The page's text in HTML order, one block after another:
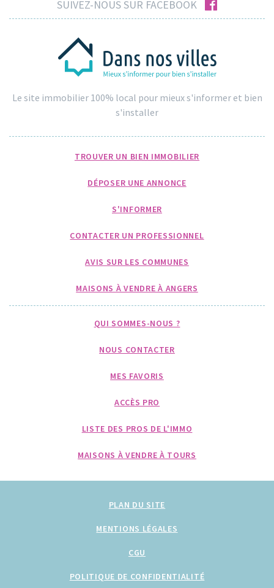
SUIVEZ-NOUS SUR FACEBOOK facebook
Le site immobilier 100% local pour mieux s'informer et bien
s'installer
TROUVER UN BIEN IMMOBILIER
DÉPOSER UNE ANNONCE
S'INFORMER
CONTACTER UN PROFESSIONNEL
AVIS SUR LES COMMUNES
MAISONS À VENDRE À ANGERS
QUI SOMMES-NOUS ?
NOUS CONTACTER
MES FAVORIS
ACCÈS PRO
LISTE DES PROS DE L'IMMO
MAISONS À VENDRE À TOURS
PLAN DU SITE
MENTIONS LÉGALES
CGU
POLITIQUE DE CONFIDENTIALITÉ